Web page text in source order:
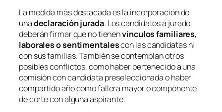
La medida más destacada es la incorporación de
unadeclaración jurada. Los candidatos a jurado
deberán firmar que no tienenvínculos familiares,
laborales o sentimentalescon las candidatas ni
con sus familias. También se contemplan otros
posibles conflictos, como haber pertenecido a una
comisión con candidata preseleccionada o haber
compartido año como fallera mayor o componente
de corte con alguna aspirante.